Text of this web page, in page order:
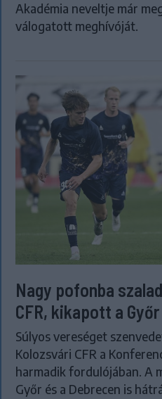
Akadémia neveltje már
válogatott meghívóját.
Nagy pofonba
CFR, kikapott a
Súlyos vereséget
Kolozsvári CFR a
harmadik fordulójában. A
Győr és a Debrecen is